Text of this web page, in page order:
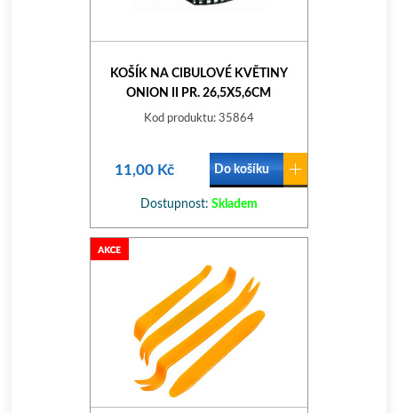
KOŠÍK NA CIBULOVÉ KVĚTINY
ONION II PR. 26,5X5,6CM
STOHOV.PH ZE TM.
Kod produktu: 35864
11,00 Kč Do košíku
Dostupnost: Skladem